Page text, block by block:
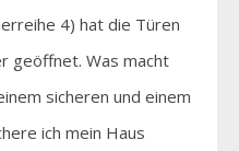
4) hat die Türen
geöffnet. Was macht
sicheren und einem
ich mein Haus